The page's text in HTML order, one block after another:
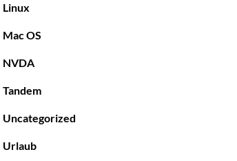
Linux
Mac OS
NVDA
Tandem
Uncategorized
Urlaub